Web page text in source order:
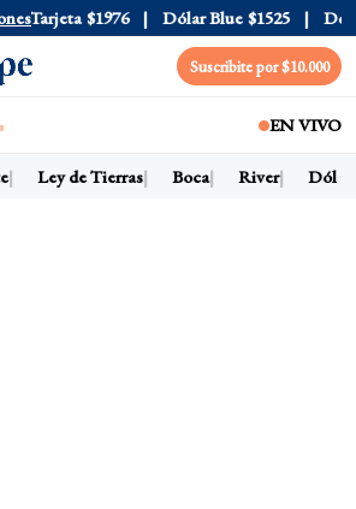
$1976 Dólar Blue $1525 Dólar
Suscribite por $10.000
EN VIVO
Ley de Tierras Boca River Dólar